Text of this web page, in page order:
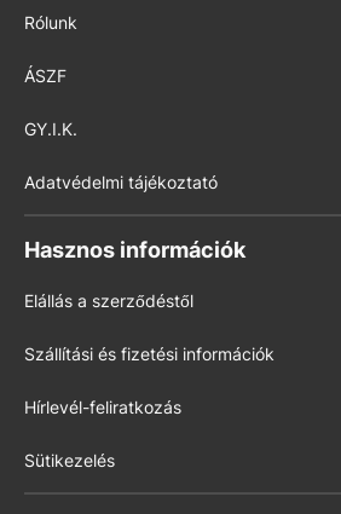
Rólunk
ÁSZF
GY.I.K.
Adatvédelmi tájékoztató
Hasznos információk
Elállás a szerződéstől
Szállítási és fizetési információk
Hírlevél-feliratkozás
Sütikezelés